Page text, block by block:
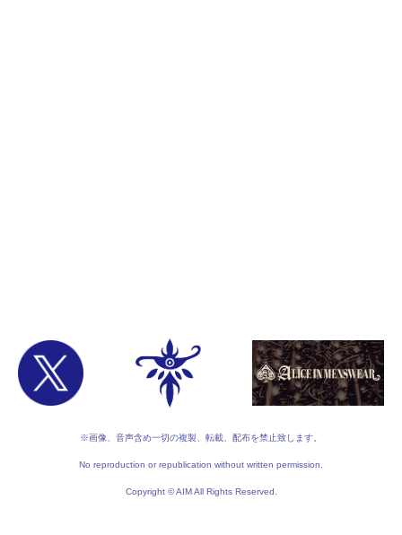
※画像、音声含め一切の複製、転載、配布を禁止致します。
No reproduction or republication without written permission.
Copyright © AIM All Rights Reserved.